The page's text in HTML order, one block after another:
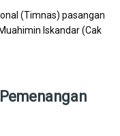
(Timnas) pasangan
Iskandar (Cak